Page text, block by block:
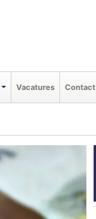
Vacatures Contact